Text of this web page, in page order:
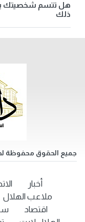
هل تتسم شخصيتك
ذلك
جميع الحقوق محفوظة
أخبار
ملاعب الهلال
اقتصاد